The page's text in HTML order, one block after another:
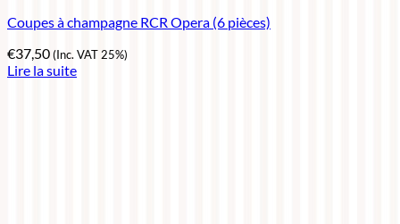
Coupes à champagne RCR Opera (6 pièces)
€37,50(Inc. VAT 25%)
Lire la suite